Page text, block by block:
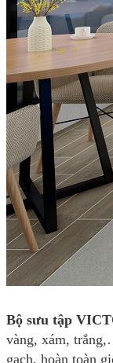
Bộ sưu tập
vàng, xám,
gạch, hoàn toàn